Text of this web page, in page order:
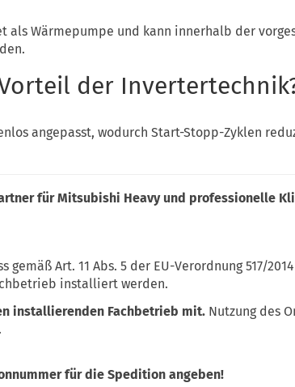
als Wärmepumpe und kann innerhalb der
der
angepasst, wodurch Start-Stopp-Zyklen
für Mitsubishi Heavy und professionelle
gemäß Art. 11 Abs. 5 der EU-Verordnung 517/
installiert werden.
installierenden Fachbetrieb mit. Nutzung des
.
für die Spedition angeben!